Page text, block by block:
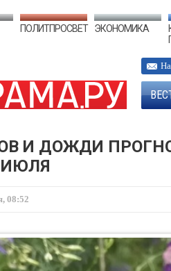
ПОЛИТПРОСВЕТ ЭКОНОМИКА
И ДОЖДИ
ИЮЛЯ
08:52